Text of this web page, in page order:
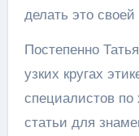
делать это
Постепенно
узких кругах
специалистов
статьи для